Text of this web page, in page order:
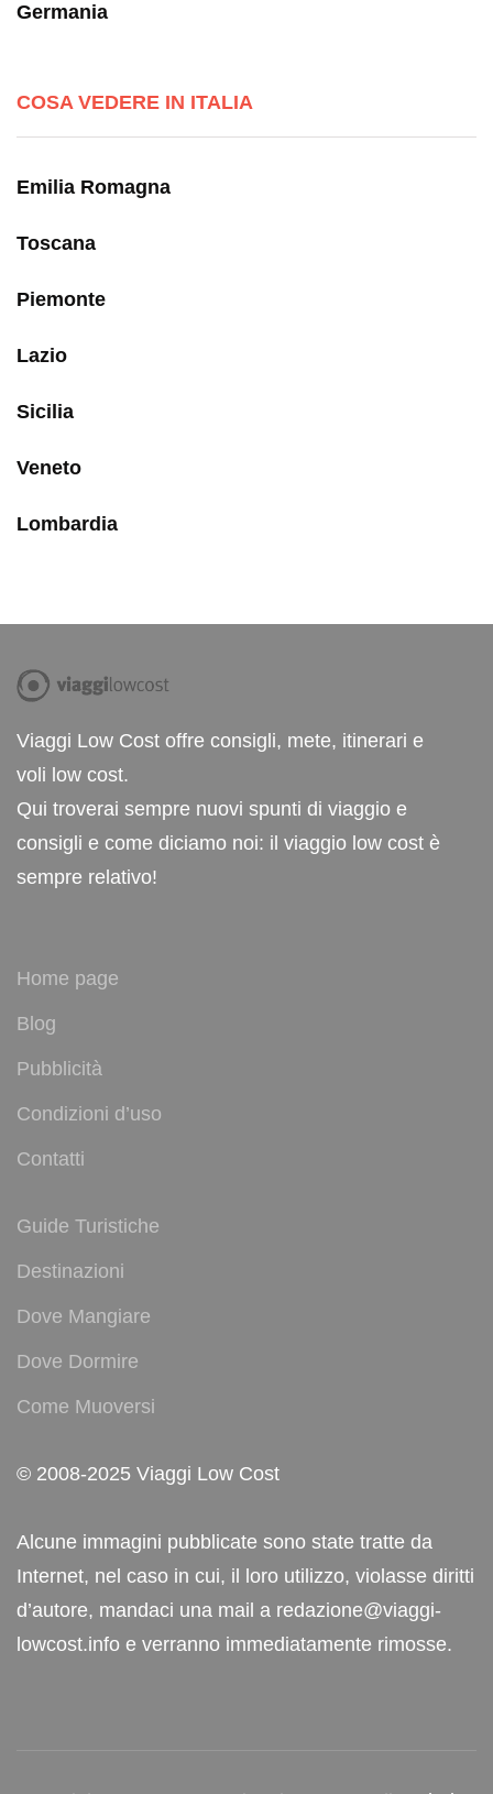
Germania
COSA VEDERE IN ITALIA
Emilia Romagna
Toscana
Piemonte
Lazio
Sicilia
Veneto
Lombardia
Viaggi Low Cost offre consigli, mete, itinerari e
voli low cost.
Qui troverai sempre nuovi spunti di viaggio e
consigli e come diciamo noi: il viaggio low cost è
sempre relativo!
Home page
Blog
Pubblicità
Condizioni d’uso
Contatti
Guide Turistiche
Destinazioni
Dove Mangiare
Dove Dormire
Come Muoversi
© 2008-2025 Viaggi Low Cost
Alcune immagini pubblicate sono state tratte da
Internet, nel caso in cui, il loro utilizzo, violasse diritti
d’autore, mandaci una mail a redazione@viaggi-
lowcost.info e verranno immediatamente rimosse.